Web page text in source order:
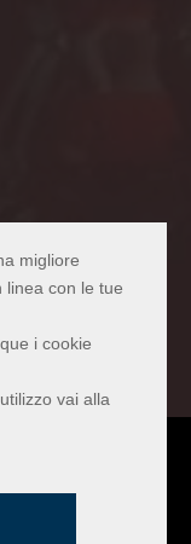
migliore
linea con le tue
i cookie
vai alla